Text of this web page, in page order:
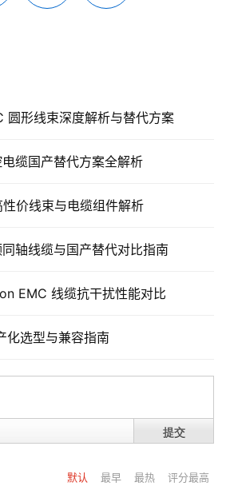
圆形线束深度解析与替代方案
缆国产替代方案全解析
价线束与电缆组件解析
轴线缆与国产替代对比指南
EMC 线缆抗干扰性能对比
选型与兼容指南
提交
默认 最早 最热 评分最高